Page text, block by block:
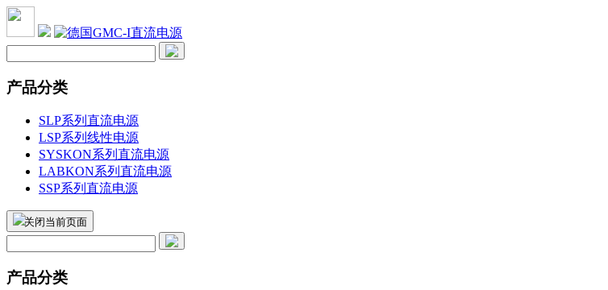
产品分类
SLP系列直流电源
LSP系列线性电源
SYSKON系列直流电源
LABKON系列直流电源
SSP系列直流电源
关闭当前页面
产品分类